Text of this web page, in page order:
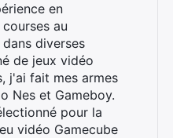
en
au
diverses
de jeux vidéo
j'ai fait mes armes
Nes et Gameboy.
pour la
vidéo Gamecube